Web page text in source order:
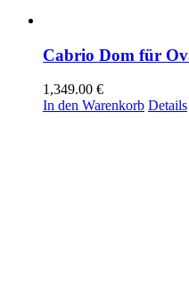
Cabrio Dom für
1,349.00 €
In den Warenkorb Details